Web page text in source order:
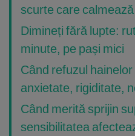
scurte care
Dimineți fără lupte:
minute, pe pași mici
Când refuzul
anxietate, rigiditate,
Când merită sprijin
sensibilitatea